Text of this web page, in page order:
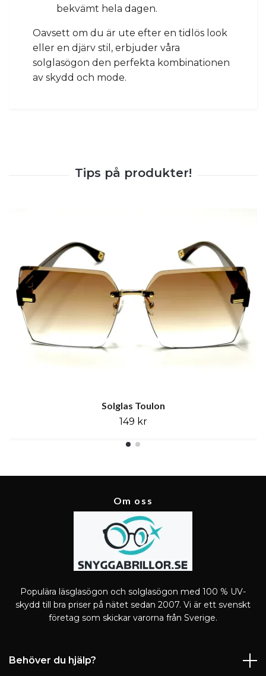
bekvämt hela dagen.
Oavsett om du är ute efter en tidlös look
eller en djärv stil, erbjuder våra
solglasögon den perfekta kombinationen
av skydd och mode.
Solglas Toulon
149 kr
Om oss
Populära läsglasögon och solglasögon med 100 % UV-
skydd till bra priser på nätet sedan 2007. Vi är ett svenskt
företag som skickar varorna från Sverige.
Behöver du hjälp?